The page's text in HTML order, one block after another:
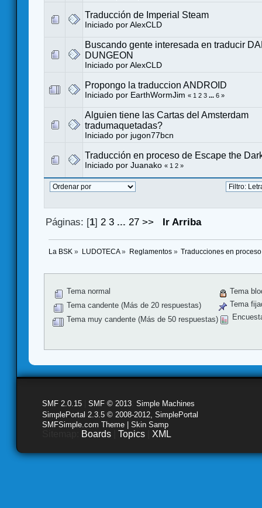
Traducción de Imperial Steam
Iniciado por AlexCLD
Buscando gente interesada en traducir
DUNGEON
Iniciado por AlexCLD
Propongo la traduccion ANDROID
Iniciado por EarthWormJim « 1 2 3 ... 6 »
Alguien tiene las Cartas del Amsterdam
tradumaquetadas?
Iniciado por jugon77bcn
Traducción en proceso de Escape the
Iniciado por Juanako « 1 2 »
Páginas: [1] 2 3 ... 27 >> Ir Arriba
La BSK » LUDOTECA» Reglamentos» Traducciones en proceso
Tema normal
Tema candente (Más de 20 respuestas)
Tema muy candente (Más de 50 respuestas)
Tema
Tema
SMF 2.0.15 SMF © 2013 Simple Machines
SimplePortal 2.3.5 © 2008-2012, SimplePortal
SMFSimple.com Theme | Skin Samp
Boards Topics XML